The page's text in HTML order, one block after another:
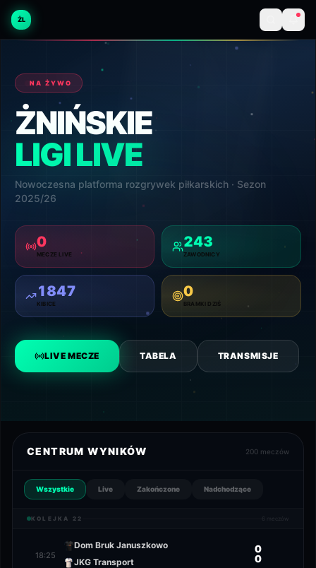
ŻL
NA ŻYWO
ŻNIŃSKIE
LIGI LIVE
Nowoczesna platforma rozgrywek piłkarskich · Sezon
2025/26
0
MECZE LIVE
243
ZAWODNICY
1847
KIBICE
0
BRAMKI DZIŚ
LIVE MECZE TABELA TRANSMISJE
CENTRUM WYNIKÓW 200 meczów
Wszystkie Live Zakończone Nadchodzące
KOLEJKA 22 meczów
18:25
Dom Bruk Januszkowo
JKG Transport
0
0